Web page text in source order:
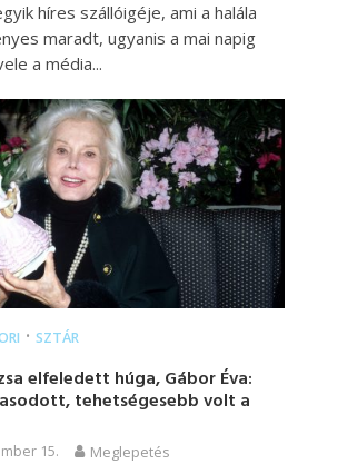
híres szállóigéje, ami a halála
maradt, ugyanis a mai napig
a média...
• SZTÁR
elfeledett húga, Gábor Éva:
tehetségesebb volt a
15. Meglepetés